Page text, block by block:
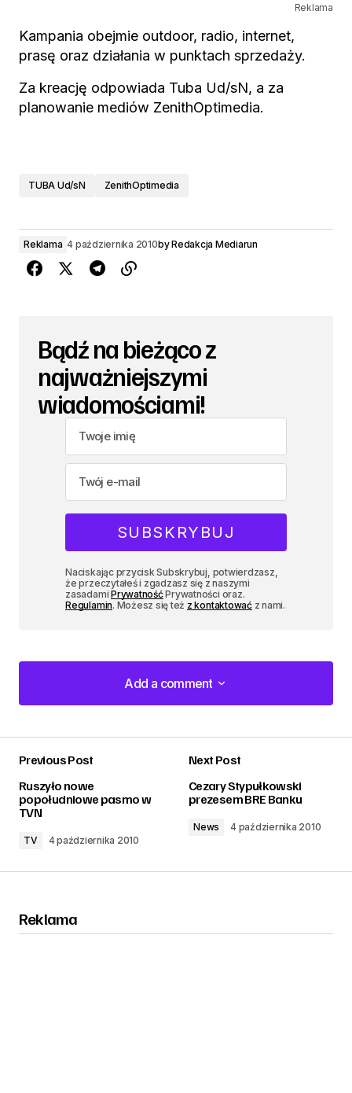
Reklama
Kampania obejmie outdoor, radio, internet,
prasę oraz działania w punktach sprzedaży.
Za kreację odpowiada Tuba Ud/sN, a za
planowanie mediów ZenithOptimedia.
TUBA Ud/sN ZenithOptimedia
Reklama 4 października 2010byRedakcja Mediarun
Bądź na bieżąco z
najważniejszymi
wiadomościami!
Naciskając przycisk Subskrybuj, potwierdzasz,
że przeczytałeś i zgadzasz się z naszymi
zasadamiPrywatnośćPrywatności oraz.
Regulamin. Możesz się też z kontaktowaćz nami.
Add a comment
Add a comment
Previous Post
Ruszyło nowe
popołudniowe pasmo w
TVN
TV 4 października 2010
Next Post
Cezary Stypułkowski
prezesem BRE Banku
News 4 października 2010
Reklama